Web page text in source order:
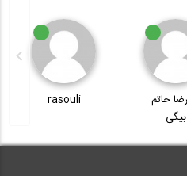
حاتم
بیگی
rasouli